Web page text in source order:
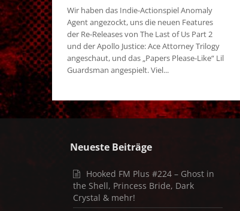
Wir haben das Indie-Actionspiel Anomaly
Agent angezockt, uns die neuen Features
der Re-Releases von The Last of Us Part 2
und der Apollo Justice: Ace Attorney Trilogy
angeschaut, und das „Papers Please-Like“ Lil
Guardsman angespielt. Viel...
Neueste Beiträge
Hooked FM Plus #224 – Ghost in
the Shell, Princess Bride, Dark
Crystal & mehr!